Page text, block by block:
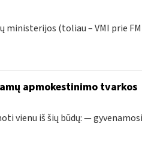
(toliau – VMI prie
apmokestinimo tvarkos
vienu iš šių būdų: —